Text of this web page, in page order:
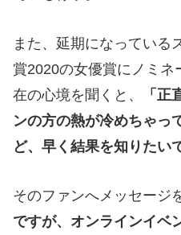
また、延期になっている
賞2020の女優賞にノミ
在の心境を聞くと、
「
ンの方の熱が冷めちゃっ
ど、早く結果を知りたい
そのファンへメッセージ
ですが、オンラインイベ